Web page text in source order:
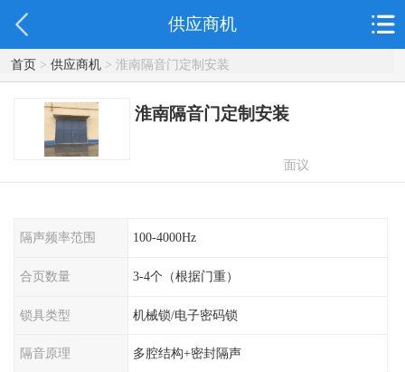
供应商机
首页> 供应商机> 淮南隔音门定制安装
淮南隔音门定制安装
面议
隔声频率范围 100-4000Hz
合页数量 3-4个（根据门重）
锁具类型 机械锁/电子密码锁
隔音原理 多腔结构+密封隔声